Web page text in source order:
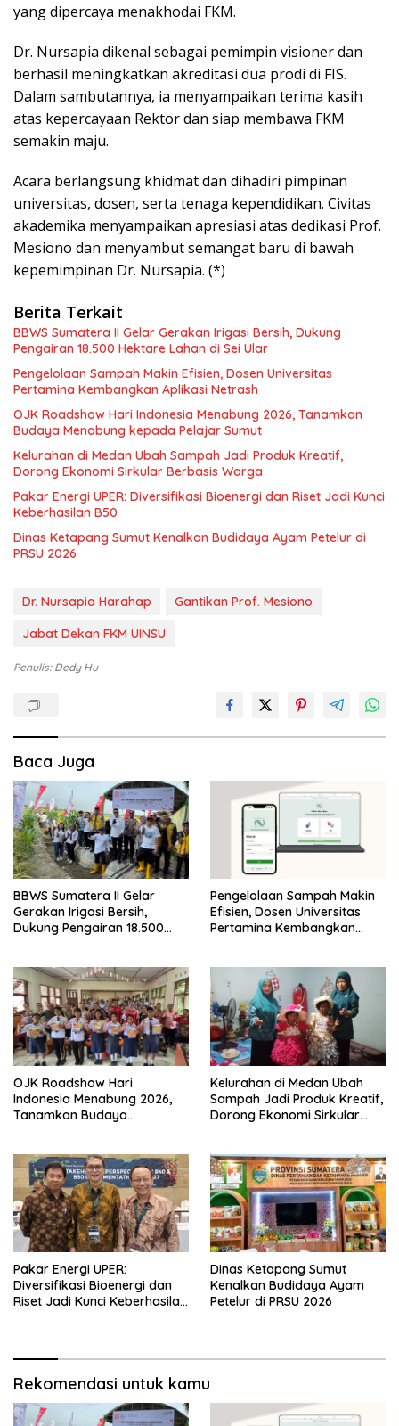
yang dipercaya menakhodai FKM.
Dr. Nursapia dikenal sebagai pemimpin visioner dan
berhasil meningkatkan akreditasi dua prodi di FIS.
Dalam sambutannya, ia menyampaikan terima kasih
atas kepercayaan Rektor dan siap membawa FKM
semakin maju.
Acara berlangsung khidmat dan dihadiri pimpinan
universitas, dosen, serta tenaga kependidikan. Civitas
akademika menyampaikan apresiasi atas dedikasi Prof.
Mesiono dan menyambut semangat baru di bawah
kepemimpinan Dr. Nursapia. (*)
Berita Terkait
BBWS Sumatera II Gelar Gerakan Irigasi Bersih, Dukung
Pengairan 18.500 Hektare Lahan di Sei Ular
Pengelolaan Sampah Makin Efisien, Dosen Universitas
Pertamina Kembangkan Aplikasi Netrash
OJK Roadshow Hari Indonesia Menabung 2026, Tanamkan
Budaya Menabung kepada Pelajar Sumut
Kelurahan di Medan Ubah Sampah Jadi Produk Kreatif,
Dorong Ekonomi Sirkular Berbasis Warga
Pakar Energi UPER: Diversifikasi Bioenergi dan Riset Jadi Kunci
Keberhasilan B50
Dinas Ketapang Sumut Kenalkan Budidaya Ayam Petelur di
PRSU 2026
Dr. Nursapia Harahap
Gantikan Prof. Mesiono
Jabat Dekan FKM UINSU
Penulis: Dedy Hu
Baca Juga
BBWS Sumatera II Gelar
Gerakan Irigasi Bersih,
Dukung Pengairan 18.500
Pengelolaan Sampah Makin
Efisien, Dosen Universitas
Pertamina Kembangkan
OJK Roadshow Hari
Indonesia Menabung 2026,
Tanamkan Budaya
Kelurahan di Medan Ubah
Sampah Jadi Produk Kreatif,
Dorong Ekonomi Sirkular
Pakar Energi UPER:
Diversifikasi Bioenergi dan
Riset Jadi Kunci Keberhasilan
Dinas Ketapang Sumut
Kenalkan Budidaya Ayam
Petelur di PRSU 2026
Rekomendasi untuk kamu